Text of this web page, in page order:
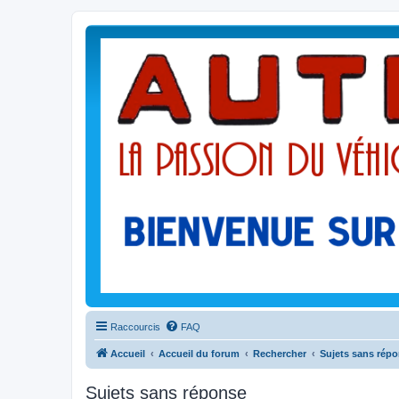
Raccourcis FAQ
Accueil Accueil du forum Rechercher Sujets sans
Sujets sans réponse